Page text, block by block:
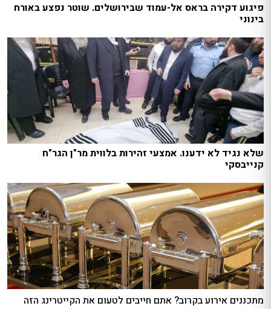
פיגוע דקירה בראס אל-עמוד שבירושלים. שוטר נפצע באורח
בינוני
שלא נגיד לא ידענו. אמצעי זהירות בלווית מר"ן הגר"ח
קנייבסקי
מתכננים אירוע בקרוב? אתם חייבים לטעום את הקייטרינג הזה